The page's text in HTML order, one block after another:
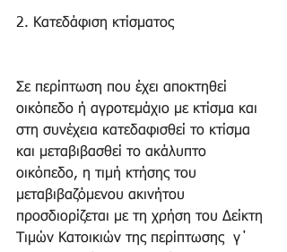
2. Κατεδάφιση κτίσματος
Σε περίπτωση που έχει αποκτηθεί
οικόπεδο ή αγροτεμάχιο με κτίσμα και
στη συνέχεια κατεδαφισθεί το κτίσμα
και μεταβιβασθεί το ακάλυπτο
οικόπεδο, η τιμή κτήσης του
μεταβιβαζόμενου ακινήτου
προσδιορίζεται με τη χρήση του Δείκτη
Τιμών Κατοικιών της περίπτωσης  γ΄